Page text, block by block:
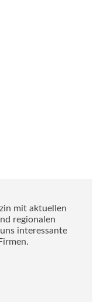
mit aktuellen
regionalen
interessante